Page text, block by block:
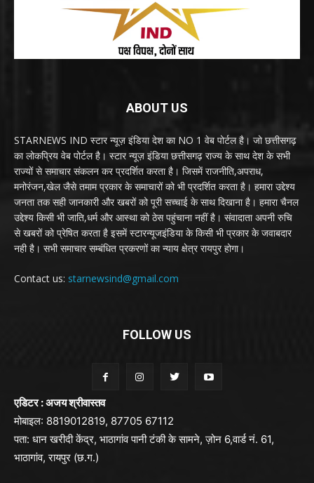
ABOUT US
STARNEWS IND स्टार न्यूज़ इंडिया देश का NO 1 वेब पोर्टल है। जो छत्तीसगढ़
का लोकप्रिय वेब पोर्टल है। स्टार न्यूज़ इंडिया छत्तीसगढ़ राज्य के साथ देश के सभी
राज्यों से समाचार संकलन कर प्रदर्शित करता है। जिसमें राजनीति,अपराध,
मनोरंजन,खेल जैसे तमाम प्रकार के समाचारों को भी प्रदर्शित करता है। हमारा उद्देश्य
जनता तक सही जानकारी और खबरों को पूरी सच्चाई के साथ दिखाना है। हमारा चैनल
उद्देश्य किसी भी जाति,धर्म और आस्था को ठेस पहुंचाना नहीं है। संवादाता अपनी रुचि
से खबरों को प्रेषित करता है इसमें स्टारन्यूजइंडिया के किसी भी प्रकार के जवाबदार
नही है। सभी समाचार सम्बंधित प्रकरणों का न्याय क्षेत्र रायपुर होगा।
Contact us: starnewsind@gmail.com
FOLLOW US
एडिटर : अजय श्रीवास्तव
मोबाइल: 8819012819, 87705 67112
पता: धान खरीदी केंद्र, भाठागांव पानी टंकी के सामने, ज़ोन 6,वार्ड नं. 61,
भाठागांव, रायपुर (छ.ग.)